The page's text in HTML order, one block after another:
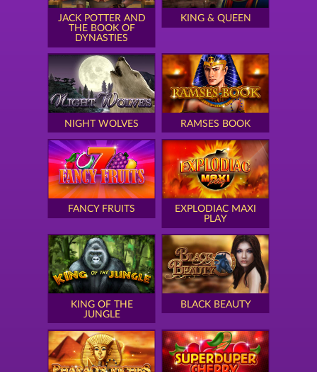
JACK POTTER AND
THE BOOK OF
DYNASTIES
KING & QUEEN
NIGHT WOLVES RAMSES BOOK
FANCY FRUITS
EXPLODIAC MAXI
PLAY
KING OF THE
JUNGLE
BLACK BEAUTY